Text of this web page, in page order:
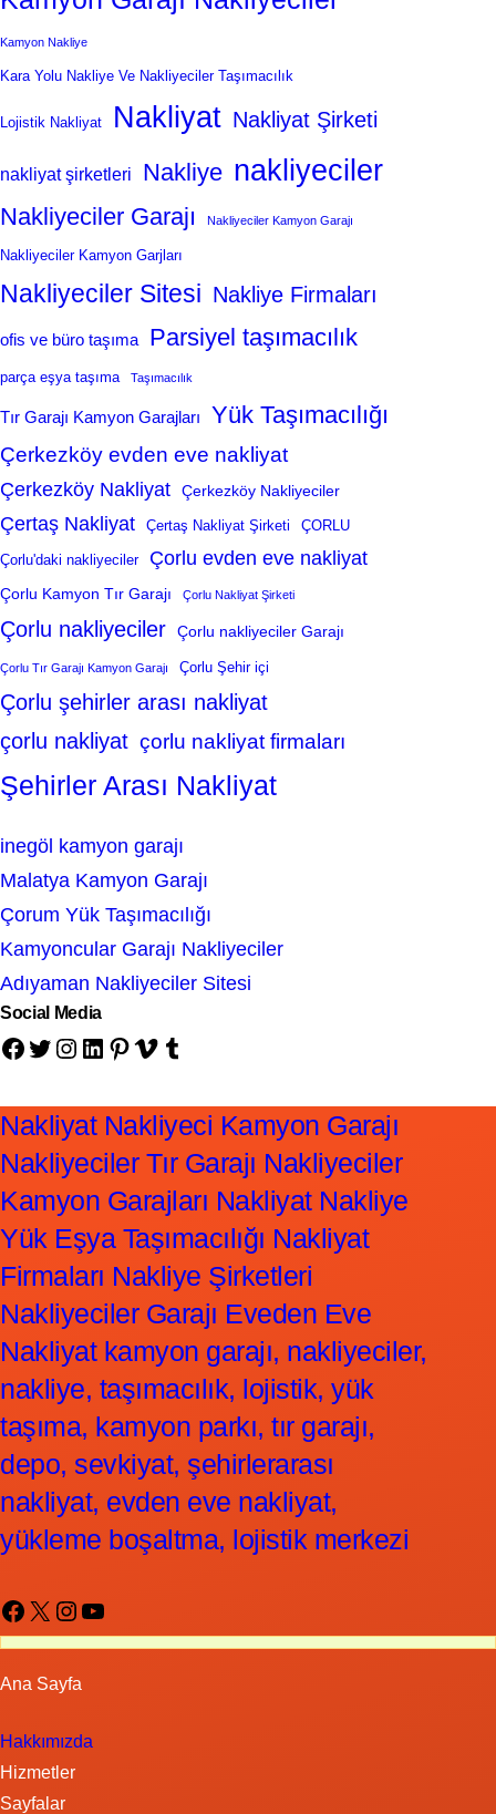
Kamyon Nakliye
Kara Yolu Nakliye Ve Nakliyeciler Taşımacılık
Lojistik Nakliyat Nakliyat Nakliyat Şirketi
nakliyat şirketleri Nakliye nakliyeciler
Nakliyeciler Garajı Nakliyeciler Kamyon Garajı
Nakliyeciler Kamyon Garjları
Nakliyeciler Sitesi Nakliye Firmaları
ofis ve büro taşıma Parsiyel taşımacılık
parça eşya taşıma Taşımacılık
Tır Garajı Kamyon Garajları Yük Taşımacılığı
Çerkezköy evden eve nakliyat
Çerkezköy Nakliyat Çerkezköy Nakliyeciler
Çertaş Nakliyat Çertaş Nakliyat Şirketi ÇORLU
Çorlu'daki nakliyeciler Çorlu evden eve nakliyat
Çorlu Kamyon Tır Garajı Çorlu Nakliyat Şirketi
Çorlu nakliyeciler Çorlu nakliyeciler Garajı
Çorlu Tır Garajı Kamyon Garajı Çorlu Şehir içi
Çorlu şehirler arası nakliyat
çorlu nakliyat çorlu nakliyat firmaları
Şehirler Arası Nakliyat
inegöl kamyon garajı
Malatya Kamyon Garajı
Çorum Yük Taşımacılığı
Kamyoncular Garajı Nakliyeciler
Adıyaman Nakliyeciler Sitesi
Social Media
Facebook Twitter Instagram LinkedIn Pinterest Vimeo Tumblr
Nakliyat Nakliyeci Kamyon Garajı
Nakliyeciler Tır Garajı Nakliyeciler
Kamyon Garajları Nakliyat Nakliye
Yük Eşya Taşımacılığı Nakliyat
Firmaları Nakliye Şirketleri
Nakliyeciler Garajı Eveden Eve
Nakliyat kamyon garajı, nakliyeciler,
nakliye, taşımacılık, lojistik, yük
taşıma, kamyon parkı, tır garajı,
depo, sevkiyat, şehirlerarası
nakliyat, evden eve nakliyat,
yükleme boşaltma, lojistik merkezi
Facebook X Instagram YouTube
Ana Sayfa
Hakkımızda
Hizmetler
Sayfalar